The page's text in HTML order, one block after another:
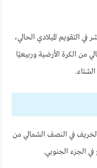
التقويم الميلادي الحالي،
من الكرة الأرضية وربيعيًا
في النصف الشمالي من
الجزء الجنوبي.